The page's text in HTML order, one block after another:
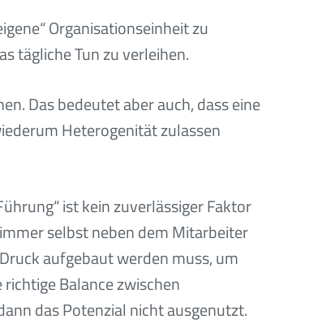
Organisationseinheit zu
tägliche Tun zu verleihen.
Das bedeutet aber auch, dass eine
Heterogenität zulassen
ist kein zuverlässiger Faktor
selbst neben dem Mitarbeiter
aufgebaut werden muss, um
Balance zwischen
das Potenzial nicht ausgenutzt.